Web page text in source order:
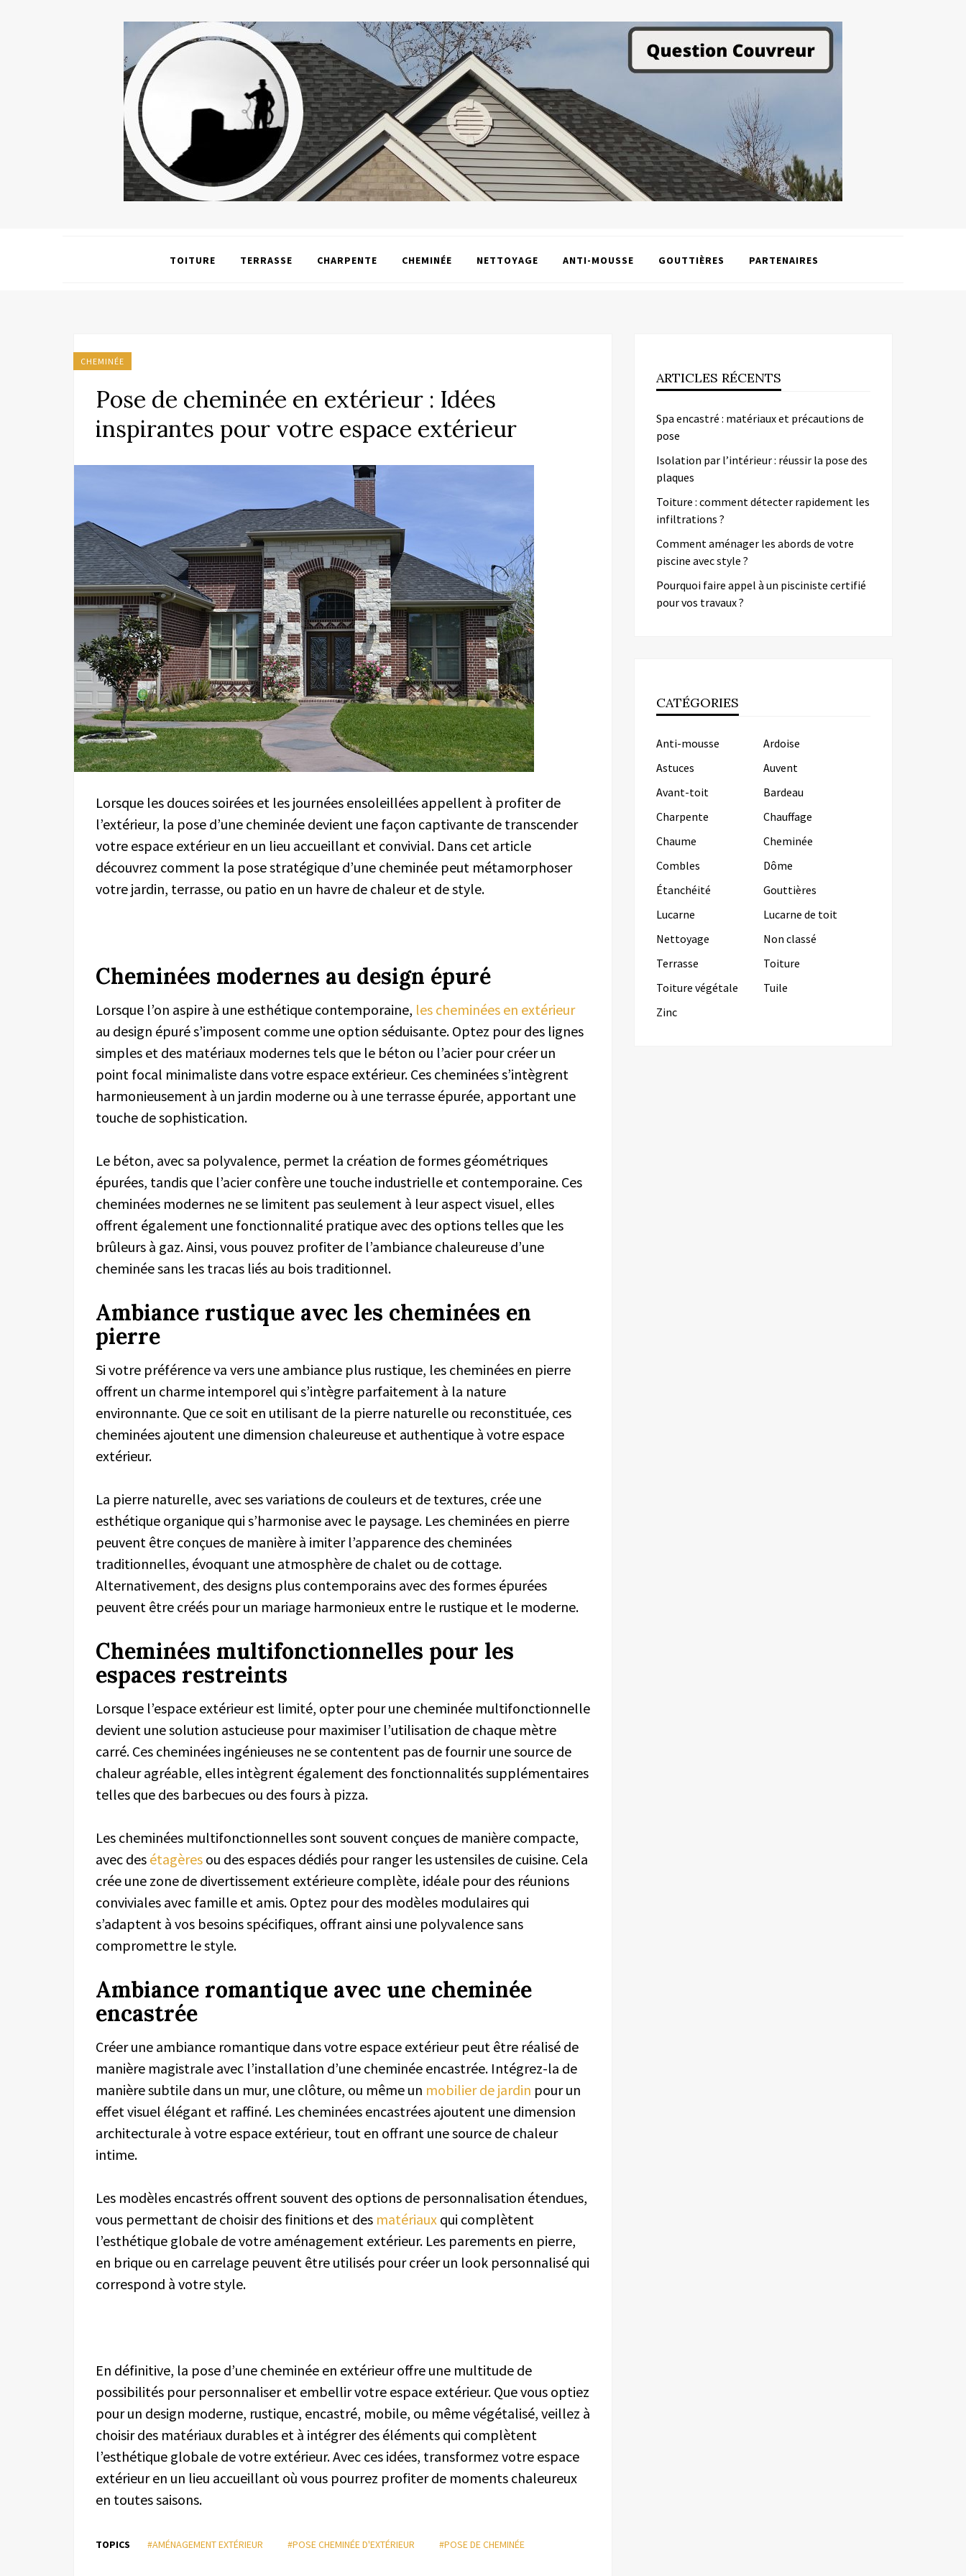
TOITURE TERRASSE CHARPENTE CHEMINÉE NETTOYAGE ANTI-MOUSSE GOUTTIÈRES PARTENAIRES
CHEMINÉE
Pose de cheminée en extérieur : Idées
inspirantes pour votre espace extérieur
Lorsque les douces soirées et les journées ensoleillées appellent à profiter de
l’extérieur, la pose d’une cheminée devient une façon captivante de transcender
votre espace extérieur en un lieu accueillant et convivial. Dans cet article
découvrez comment la pose stratégique d’une cheminée peut métamorphoser
votre jardin, terrasse, ou patio en un havre de chaleur et de style.
Cheminées modernes au design épuré
Lorsque l’on aspire à une esthétique contemporaine, les cheminées en extérieur
au design épuré s’imposent comme une option séduisante. Optez pour des lignes
simples et des matériaux modernes tels que le béton ou l’acier pour créer un
point focal minimaliste dans votre espace extérieur. Ces cheminées s’intègrent
harmonieusement à un jardin moderne ou à une terrasse épurée, apportant une
touche de sophistication.
Le béton, avec sa polyvalence, permet la création de formes géométriques
épurées, tandis que l’acier confère une touche industrielle et contemporaine. Ces
cheminées modernes ne se limitent pas seulement à leur aspect visuel, elles
offrent également une fonctionnalité pratique avec des options telles que les
brûleurs à gaz. Ainsi, vous pouvez profiter de l’ambiance chaleureuse d’une
cheminée sans les tracas liés au bois traditionnel.
Ambiance rustique avec les cheminées en
pierre
Si votre préférence va vers une ambiance plus rustique, les cheminées en pierre
offrent un charme intemporel qui s’intègre parfaitement à la nature
environnante. Que ce soit en utilisant de la pierre naturelle ou reconstituée, ces
cheminées ajoutent une dimension chaleureuse et authentique à votre espace
extérieur.
La pierre naturelle, avec ses variations de couleurs et de textures, crée une
esthétique organique qui s’harmonise avec le paysage. Les cheminées en pierre
peuvent être conçues de manière à imiter l’apparence des cheminées
traditionnelles, évoquant une atmosphère de chalet ou de cottage.
Alternativement, des designs plus contemporains avec des formes épurées
peuvent être créés pour un mariage harmonieux entre le rustique et le moderne.
Cheminées multifonctionnelles pour les
espaces restreints
Lorsque l’espace extérieur est limité, opter pour une cheminée multifonctionnelle
devient une solution astucieuse pour maximiser l’utilisation de chaque mètre
carré. Ces cheminées ingénieuses ne se contentent pas de fournir une source de
chaleur agréable, elles intègrent également des fonctionnalités supplémentaires
telles que des barbecues ou des fours à pizza.
Les cheminées multifonctionnelles sont souvent conçues de manière compacte,
avec des étagères ou des espaces dédiés pour ranger les ustensiles de cuisine. Cela
crée une zone de divertissement extérieure complète, idéale pour des réunions
conviviales avec famille et amis. Optez pour des modèles modulaires qui
s’adaptent à vos besoins spécifiques, offrant ainsi une polyvalence sans
compromettre le style.
Ambiance romantique avec une cheminée
encastrée
Créer une ambiance romantique dans votre espace extérieur peut être réalisé de
manière magistrale avec l’installation d’une cheminée encastrée. Intégrez-la de
manière subtile dans un mur, une clôture, ou même un mobilier de jardin pour un
effet visuel élégant et raffiné. Les cheminées encastrées ajoutent une dimension
architecturale à votre espace extérieur, tout en offrant une source de chaleur
intime.
Les modèles encastrés offrent souvent des options de personnalisation étendues,
vous permettant de choisir des finitions et des matériaux qui complètent
l’esthétique globale de votre aménagement extérieur. Les parements en pierre,
en brique ou en carrelage peuvent être utilisés pour créer un look personnalisé qui
correspond à votre style.
En définitive, la pose d’une cheminée en extérieur offre une multitude de
possibilités pour personnaliser et embellir votre espace extérieur. Que vous optiez
pour un design moderne, rustique, encastré, mobile, ou même végétalisé, veillez à
choisir des matériaux durables et à intégrer des éléments qui complètent
l’esthétique globale de votre extérieur. Avec ces idées, transformez votre espace
extérieur en un lieu accueillant où vous pourrez profiter de moments chaleureux
en toutes saisons.
TOPICS #AMÉNAGEMENT EXTÉRIEUR #POSE CHEMINÉE D'EXTÉRIEUR #POSE DE CHEMINÉE
ARTICLES RÉCENTS
Spa encastré : matériaux et précautions de
pose
Isolation par l’intérieur : réussir la pose des
plaques
Toiture : comment détecter rapidement les
infiltrations ?
Comment aménager les abords de votre
piscine avec style ?
Pourquoi faire appel à un pisciniste certifié
pour vos travaux ?
CATÉGORIES
Anti-mousse
Ardoise
Astuces
Auvent
Avant-toit
Bardeau
Charpente
Chauffage
Chaume
Cheminée
Combles
Dôme
Étanchéité
Gouttières
Lucarne
Lucarne de toit
Nettoyage
Non classé
Terrasse
Toiture
Toiture végétale
Tuile
Zinc